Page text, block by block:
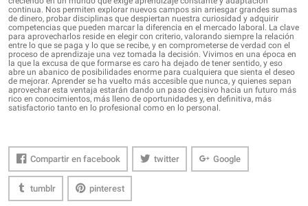
continua. Nos permiten explorar nuevos campos sin arriesgar grandes sumas
de dinero, probar disciplinas que despiertan nuestra curiosidad y adquirir
competencias que pueden marcar la diferencia en el mercado laboral. La clave
para aprovecharlos reside en elegir con criterio, valorando siempre la relación
entre lo que se paga y lo que se recibe, y en comprometerse de verdad con el
proceso de aprendizaje una vez tomada la decisión. Vivimos en una época en
la que la excusa de que formarse es caro ha dejado de tener sentido, y eso
abre un abanico de posibilidades enorme para cualquiera que sienta el deseo
de mejorar. Aprender se ha vuelto más accesible que nunca, y quienes sepan
aprovechar esta ventaja estarán dando un paso decisivo hacia un futuro más
rico en conocimientos, más lleno de oportunidades y, en definitiva, más
satisfactorio tanto en lo profesional como en lo personal.
Compartir en facebook twitter Google
tumblr pinterest